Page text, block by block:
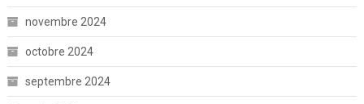
novembre 2024
octobre 2024
septembre 2024